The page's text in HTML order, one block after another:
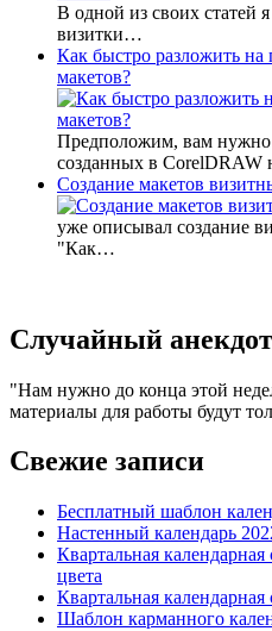
В одной из своих статей
визитки…
Как быстро разложить на
макетов?
Предположим, вам нужно
созданных в CorelDRAW
Создание макетов
уже описывал создание
"Как…
Случайный анекдот
Нам нужно до конца этой
материалы для работы будут
Свежие записи
Бесплатный шаблон
Настенный календарь
Квартальная календарная
цвета
Квартальная календарная
Шаблон карманного